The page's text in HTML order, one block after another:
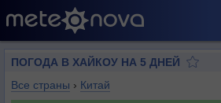
ПОГОДА В ХАЙКОУ НА 5 ДНЕЙ
Все страны › Китай